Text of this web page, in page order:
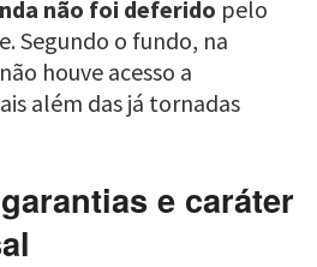
não foi deferido pelo
Segundo o fundo, na
houve acesso a
além das já tornadas
e caráter